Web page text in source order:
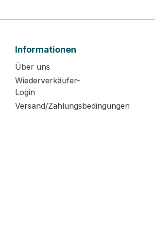
Informationen
Über uns
Wiederverkäufer-
Login
Versand/Zahlungsbedingungen